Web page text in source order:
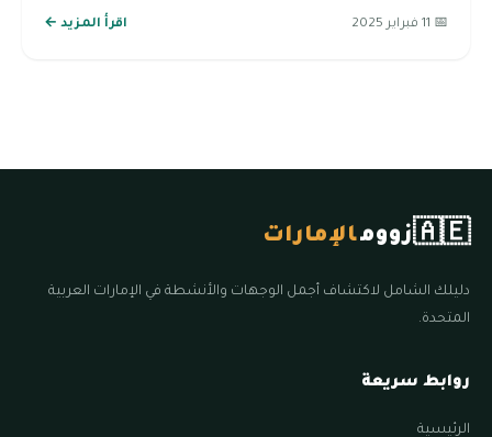
📅 11 فبراير 2025 اقرأ المزيد ←
🇦🇪زوومالإمارات
دليلك الشامل لاكتشاف أجمل الوجهات والأنشطة في الإمارات العربية
المتحدة.
روابط سريعة
الرئيسية